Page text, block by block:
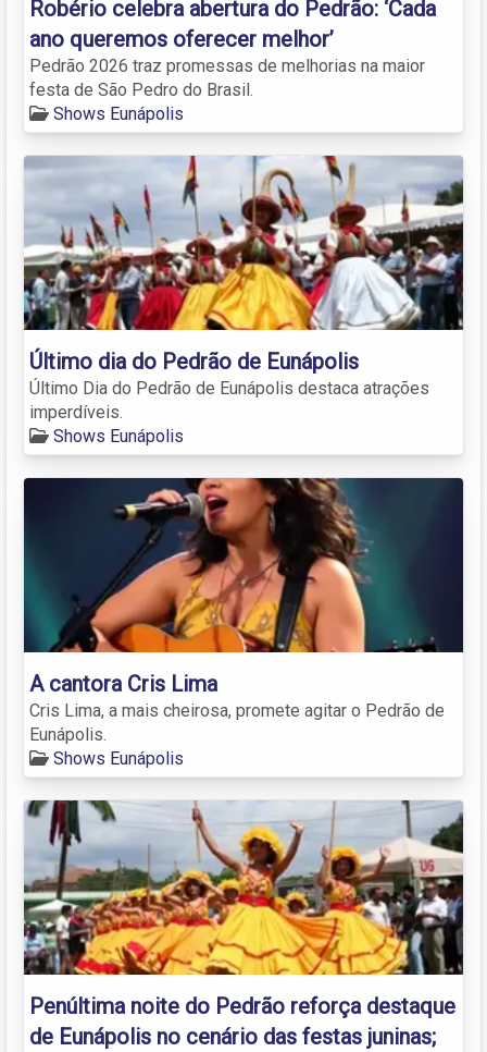
Robério celebra abertura do Pedrão: ‘Cada
ano queremos oferecer melhor’
Pedrão 2026 traz promessas de melhorias na maior
festa de São Pedro do Brasil.
Shows Eunápolis
Último dia do Pedrão de Eunápolis
Último Dia do Pedrão de Eunápolis destaca atrações
imperdíveis.
Shows Eunápolis
A cantora Cris Lima
Cris Lima, a mais cheirosa, promete agitar o Pedrão de
Eunápolis.
Shows Eunápolis
Penúltima noite do Pedrão reforça destaque
de Eunápolis no cenário das festas juninas;